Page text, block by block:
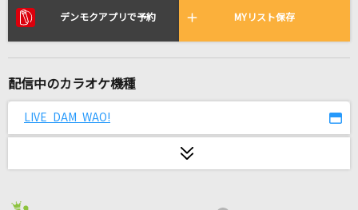
リアルタイムで歌われている曲の一覧
打上花火
ゆびきりレイン
デンモクアプリで予約 MYリスト保存
配信中のカラオケ機種
LIVE DAM WAO!